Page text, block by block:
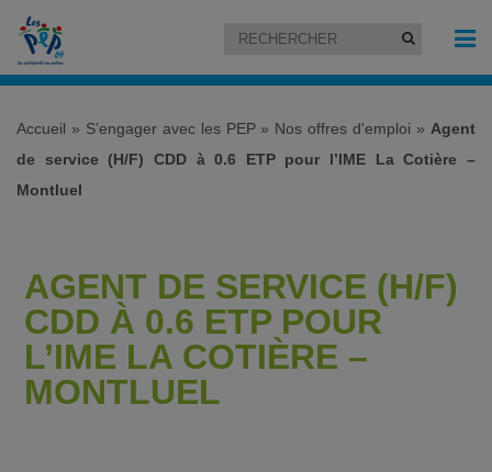
Accueil » S’engager avec les PEP» Nos offres d'emploi » Agent
de service (H/F) CDD à 0.6 ETP pour l’IME La Cotière –
Montluel
AGENT DE SERVICE (H/F)
CDD À 0.6 ETP POUR
L’IME LA COTIÈRE –
MONTLUEL